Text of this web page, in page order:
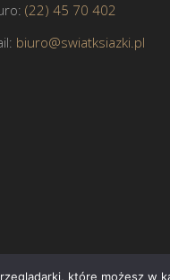
(22) 45 70 402
biuro@swiatksiazki.pl
które możesz w